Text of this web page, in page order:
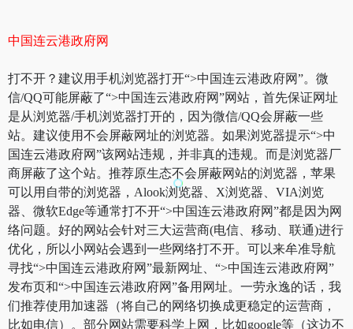
中国连云港政府网
打不开？建议用手机浏览器打开“>中国连云港政府网”。微
信/QQ可能屏蔽了“>中国连云港政府网”网站，首先保证网址
是从浏览器/手机浏览器打开的，因为微信/QQ会屏蔽一些
站。建议使用不会屏蔽网址的浏览器。如果浏览器提示“>中
国连云港政府网”该网站违规，并非真的违规。而是浏览器厂
商屏蔽了这个站。推荐原生态不会屏蔽网站的浏览器，苹果
可以用自带的浏览器，Alook浏览器、X浏览器、VIA浏览
器、微软Edge等通常打不开“>中国连云港政府网”都是因为网
络问题。好的网站会针对三大运营商(电信、移动、联通)进行
优化，所以小网站会遇到一些网络打不开。可以来牟准导航
寻找“>中国连云港政府网”最新网址、“>中国连云港政府网”
发布页和“>中国连云港政府网”备用网址。一劳永逸的话，我
们推荐使用加速器（将自己的网络切换成更稳定的运营商，
比如电信）。部分网站需要科学上网，比如google等（这边不